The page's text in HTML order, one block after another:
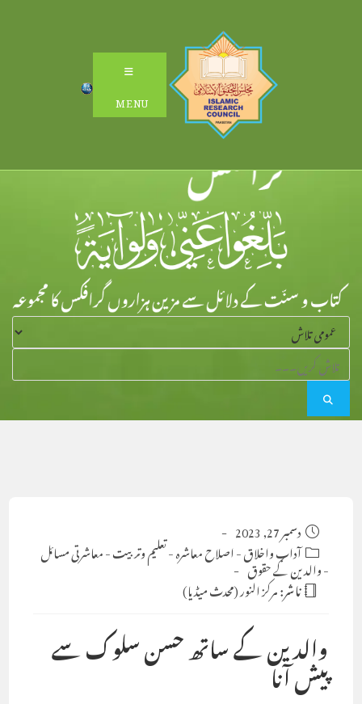
MENU
Post
published:
دسمبر 27, 2023
Post
category:
آداب واخلاق-اصلاح معاشرہ-تعلیم وتربیت-معاشرتی مسائل
-والدین کے حقوق
ناشر:مرکز النور (محدث میڈیا)
والدین کے ساتھ حسن سلوک سے
پیش آنا